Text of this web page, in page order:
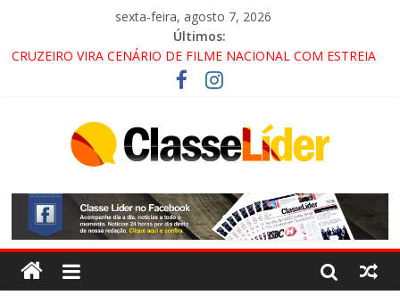
sexta-feira, agosto 7, 2026
Últimos:
CRUZEIRO VIRA CENÁRIO DE FILME NACIONAL COM ESTREIA
PROMOTOR DO GAECO
ACESSO À APARECIDA NA DUTRA SERÁ BLOQUEADO NO FIM
ALTERNATIVAS
LORENA, PINDAMONHANGABA E QUELUZ NA RETA FINAL
PELA FÁBRICA DA COCA-COLA!